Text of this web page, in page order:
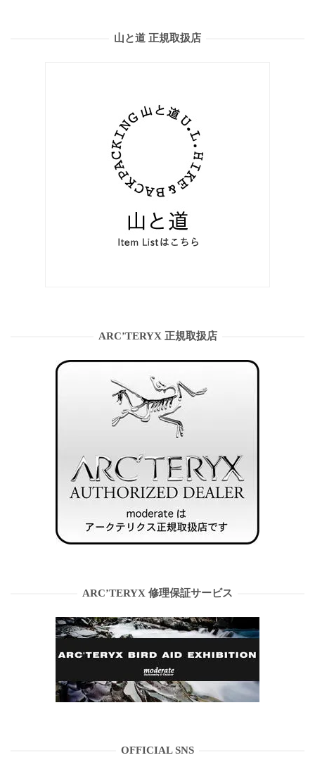
山と道 正規取扱店
ARC’TERYX 正規取扱店
ARC’TERYX 修理保証サービス
OFFICIAL SNS